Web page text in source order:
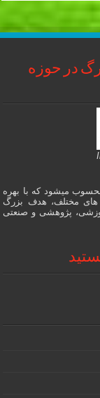
در حوزه
میشود که با بهره
های مختلف، هدف بزرگ
پژوهشی و صنعتی